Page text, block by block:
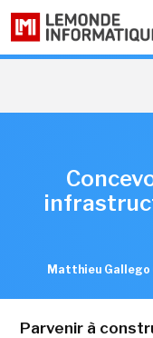
Matthieu Gallego
Parvenir à